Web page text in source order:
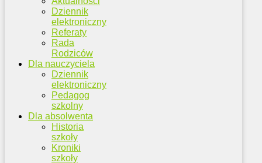
Dziennik
elektroniczny
Referaty
Rada
Rodziców
Dla nauczyciela
Dziennik
elektroniczny
Pedagog
szkolny
Dla absolwenta
Historia
szkoły
Kroniki
szkoły